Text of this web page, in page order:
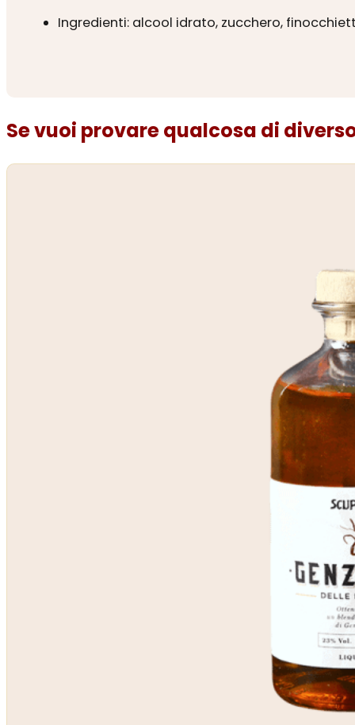
Ingredienti: alcool idrato, zucchero,
Se vuoi provare qualcosa di